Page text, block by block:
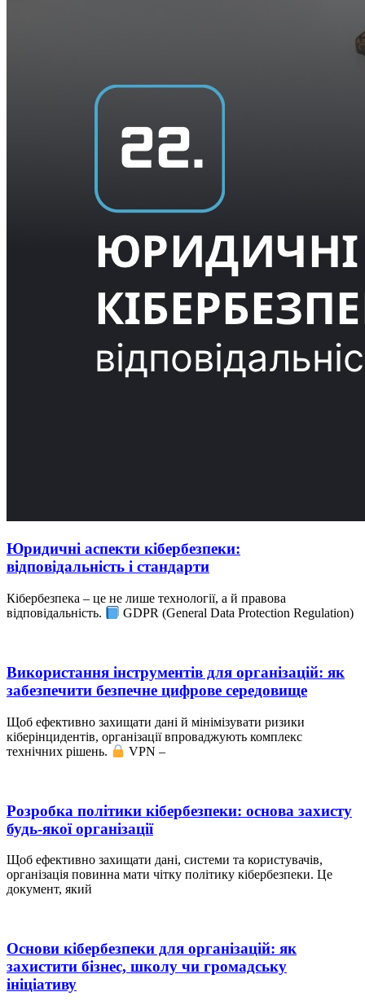
Юридичні аспекти кібербезпеки:
відповідальність і стандарти
Кібербезпека – це не лише технології, а й правова
відповідальність.
GDPR (General Data Protection Regulation)
Використання інструментів для організацій: як
забезпечити безпечне цифрове середовище
Щоб ефективно захищати дані й мінімізувати ризики
кіберінцидентів, організації впроваджують комплекс
технічних рішень.
VPN –
Розробка політики кібербезпеки: основа захисту
будь-якої організації
Щоб ефективно захищати дані, системи та користувачів,
організація повинна мати чітку політику кібербезпеки. Це
документ, який
Основи кібербезпеки для організацій: як
захистити бізнес, школу чи громадську
ініціативу